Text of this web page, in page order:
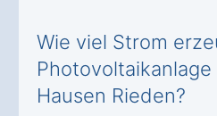
Wie viel Strom
Photovoltaikanlage
Hausen Rieden?